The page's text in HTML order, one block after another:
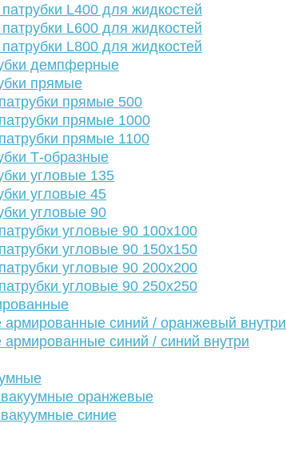
L400 для жидкостей
L600 для жидкостей
L800 для жидкостей
демпферные
прямые
прямые 500
прямые 1000
прямые 1100
Т-образные
угловые 135
угловые 45
угловые 90
угловые 90 100х100
угловые 90 150х150
угловые 90 200х200
угловые 90 250х250
синий / оранжевый внутри
синий / синий внутри
оранжевые
синие